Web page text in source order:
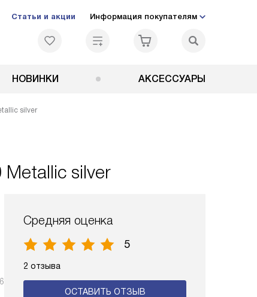
Статьи и акции Информация покупателям
НОВИНКИ АКСЕССУАРЫ
silver
silver
Средняя оценка
5
2 отзыва
ОСТАВИТЬ ОТЗЫВ